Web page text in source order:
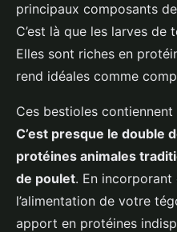
principaux composants
C’est là que les larves de
Elles sont riches en
rend idéales comme
Ces bestioles
C’est presque le double
protéines animales
de poulet. En incorporant
l’alimentation de votre
apport en protéines